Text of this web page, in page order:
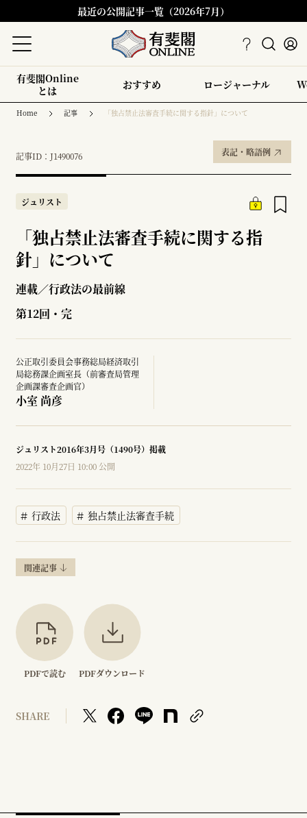
最近の公開記事一覧（2026年7月）
有斐閣Online
とは
おすすめ ロージャーナル
Home 記事 「独占禁止法審査手続に関する指針」について
記事ID：J1490076 表記・略語例
ジュリスト
「独占禁止法審査手続に関する指
針」について
連載／行政法の最前線
第12回・完
公正取引委員会事務総局経済取引
局総務課企画室長（前審査局管理
企画課審査企画官）
小室 尚彦
ジュリスト2016年3月号（1490号）掲載
2022年 10月27日 10:00 公開
行政法 独占禁止法審査手続
関連記事
PDFで読む PDFダウンロード
SHARE